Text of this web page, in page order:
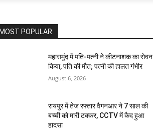
MOST POPULAR
महासमुंद में पति-पत्नी ने कीटनाशक का सेवन
किया, पति की मौत; पत्नी की हालत गंभीर
August 6, 2026
रायपुर में तेज रफ्तार वैगनआर ने 7 साल की
बच्ची को मारी टक्कर, CCTV में कैद हुआ
हादसा